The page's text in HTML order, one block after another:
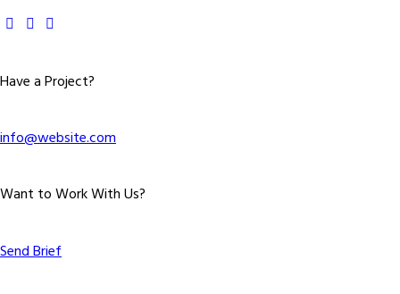
Have a Project?
info@website.com
Want to Work With Us?
Send Brief